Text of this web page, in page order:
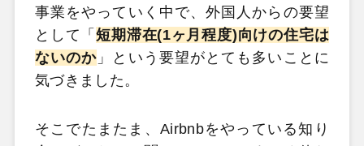
事業をやっていく中で、外国人からの要望
として「短期滞在(1ヶ月程度)向けの住宅は
ないのか 」という要望がとても多いことに
気づきました。
そこでたまたま、Airbnbをやっている知り